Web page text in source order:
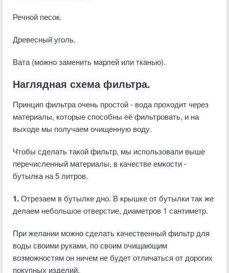
Речной песок.
Древесный уголь.
Вата (можно заменить марлей или тканью).
Наглядная схема фильтра.
Принцип фильтра очень простой - вода проходит через
материалы, которые способны её фильтровать, и на
выходе мы получаем очищенную воду.
Чтобы сделать такой фильтр, мы использовали выше
перечисленный материалы, в качестве емкости -
бутылка на 5 литров.
1.Отрезаем в бутылке дно. В крышке от бутылки так же
делаем небольшое отверстие, диаметров 1 сантиметр.
При желании можно сделать качественный фильтр для
воды своими руками, по своим очищающим
возможностям он ничем не будет отличаться от дорогих
покупных изделий.